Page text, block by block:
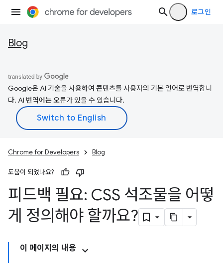
로그인
Blog
Google은 AI 기술을 사용하여 콘텐츠를 사용자의 기본 언어로 번역합니
다. AI 번역에는 오류가 있을 수 있습니다.
Chrome for Developers Blog
도움이 되었나요?
피드백 필요: CSS 석조물을 어떻
게 정의해야 할까요?
이 페이지의 내용